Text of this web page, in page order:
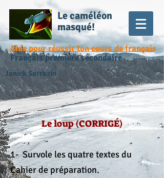
Le caméléon
masqué!
Aide pour réussir ton cours de français
Français première secondaire
Janick Sarrazin
Le loup (CORRIGÉ)
1- Survole les quatre textes du
Cahier de préparation.